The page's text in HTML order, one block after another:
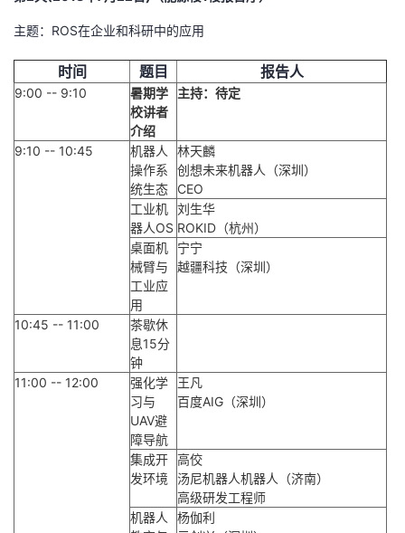
主题：ROS在企业和科研中的应用
时间 题目 报告人
9:00 -- 9:10
暑期学
校讲者
介绍
主持：待定
9:10 -- 10:45
机器人
操作系
统生态
林天麟
创想未来机器人（深圳）
CEO
工业机
器人OS
刘生华
ROKID（杭州）
桌面机
械臂与
工业应
用
宁宁
越疆科技（深圳）
10:45 -- 11:00
茶歇休
息15分
钟
11:00 -- 12:00
强化学
习与
UAV避
障导航
王凡
百度AIG（深圳）
集成开
发环境
高佼
汤尼机器人机器人（济南）
高级研发工程师
机器人
杨伽利